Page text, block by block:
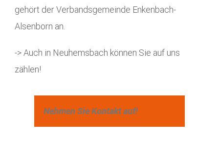
gehört der Verbandsgemeinde Enkenbach-
Alsenborn an.
-> Auch in Neuhemsbach können Sie auf uns
zählen!
Nehmen Sie Kontakt auf!